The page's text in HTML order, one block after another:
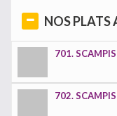
NOS PLATS
702.